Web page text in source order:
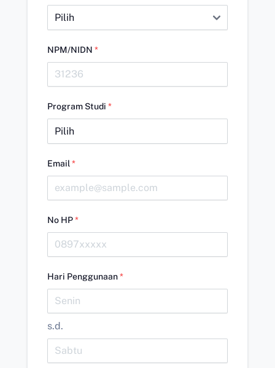
NPM/NIDN *
Program Studi *
Email *
No HP*
Hari Penggunaan*
s.d.